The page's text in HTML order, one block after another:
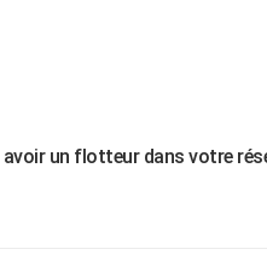
un flotteur dans votre